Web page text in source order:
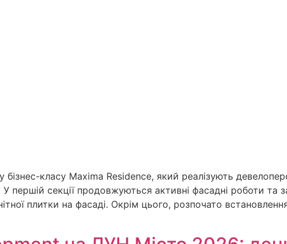
класу Maxima Residence, який реалізують
першій секції продовжуються активні фасадні роботи та
плитки на фасаді. Окрім цього, розпочато